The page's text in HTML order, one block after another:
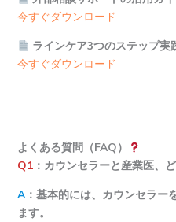
今すぐダウンロード
ラインケア3つのステップ実
今すぐダウンロード
よくある質問（FAQ）
Q1：カウンセラーと産業医、
A：基本的には、カウンセラー
ます。